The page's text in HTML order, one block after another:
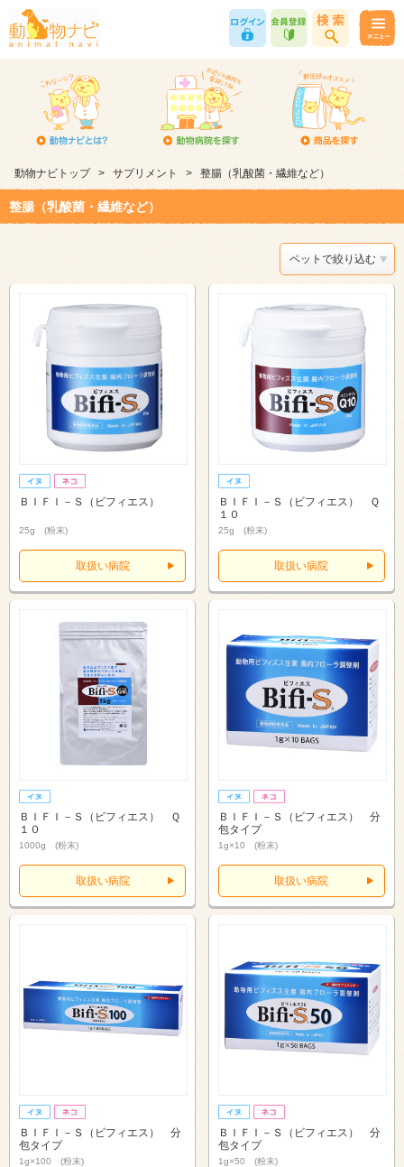
動物ナビトップ > サプリメント > 整腸（乳酸菌・繊維など）
整腸（乳酸菌・繊維など）
ペットで絞り込む
ＢＩＦＩ－Ｓ（ビフィエス）
25g (粉末)
取扱い病院
ＢＩＦＩ－Ｓ（ビフィエス） Ｑ
１０
25g (粉末)
取扱い病院
ＢＩＦＩ－Ｓ（ビフィエス） Ｑ
１０
1000g (粉末)
取扱い病院
ＢＩＦＩ－Ｓ（ビフィエス） 分
包タイプ
1g×10 (粉末)
取扱い病院
ＢＩＦＩ－Ｓ（ビフィエス） 分
包タイプ
1g×100 (粉末)
ＢＩＦＩ－Ｓ（ビフィエス） 分
包タイプ
1g×50 (粉末)